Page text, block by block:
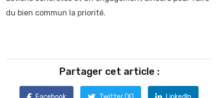
du bien commun la priorité.
Partager cet article :